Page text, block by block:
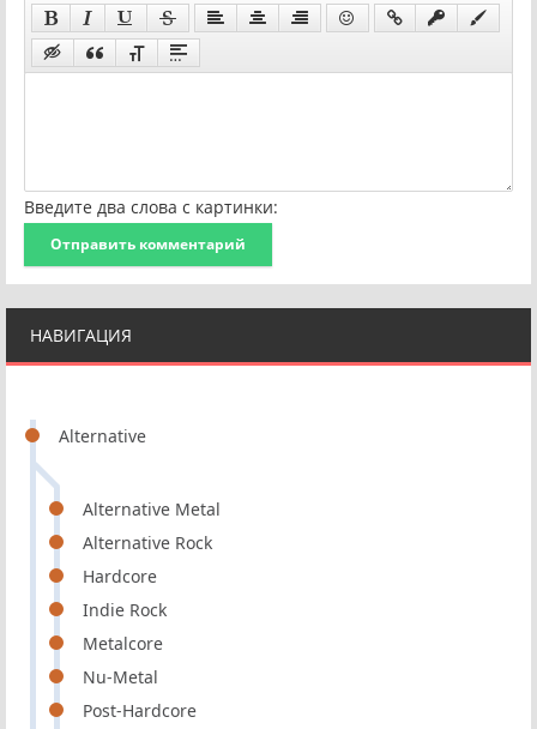
НАВИГАЦИЯ
Alternative
Alternative Metal
Alternative Rock
Hardcore
Indie Rock
Metalcore
Nu-Metal
Post-Hardcore
Введите два слова с картинки:
Отправить комментарий